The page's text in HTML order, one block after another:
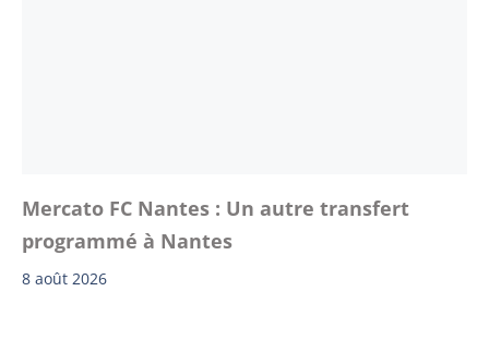
Mercato FC Nantes : Un autre transfert
programmé à Nantes
8 août 2026